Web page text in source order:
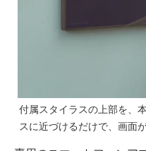
付属スタイラスの上部を、
スに近づけるだけで、画面